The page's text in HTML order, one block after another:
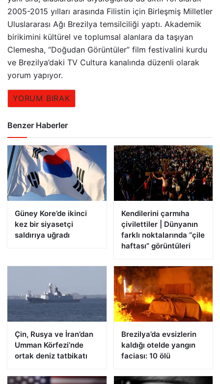
2005-2015 yılları arasında Filistin için Birleşmiş Milletler
Uluslararası Ağı Brezilya temsilciliği yaptı. Akademik
birikimini kültürel ve toplumsal alanlara da taşıyan
Clemesha, “Doğudan Görüntüler” film festivalini kurdu
ve Brezilya’daki TV Cultura kanalında düzenli olarak
yorum yapıyor.
YORUM BIRAK
Benzer Haberler
Güney Kore’de ikinci
kez bir siyasetçi
saldırıya uğradı
Kendilerini çarmıha
çivilettiler | Dünyanın
farklı noktalarında “çile
haftası” görüntüleri
Çin, Rusya ve İran’dan
Umman Körfezi’nde
ortak deniz tatbikatı
Brezilya’da evsizlerin
kaldığı otelde yangın
faciası: 10 ölü